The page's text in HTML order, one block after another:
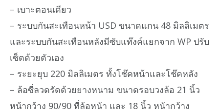
– เบาะตอนเดียว
– ระบบกันสะเทือนหน้า USD ขนาดแกน 48 มิลลิเมตร
และระบบกันสะเทือนหลังมีซับแท๊งค์แยกจาก WP ปรับ
เซ็ตด้วยตัวเอง
– ระยะยุบ 220 มิลลิเมตร ทั้งโช๊คหน้าและโช๊คหลัง
– ล้อซี่ลวดรัดด้วยยางหนาม ขนาดรอบวงล้อ 21 นิ้ว
หน้ากว้าง 90/90 ที่ล้อหน้า และ 18 นิ้ว หน้ากว้าง